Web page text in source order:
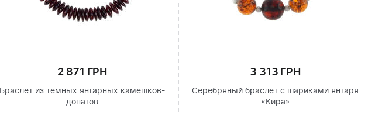
2 871 ГРН
Браслет из темных янтарных камешков-
донатов
3 313 ГРН
Серебряный браслет с шариками янтаря
«Кира»